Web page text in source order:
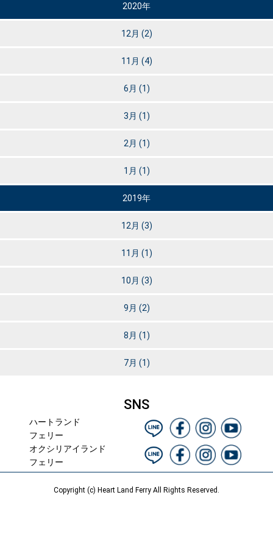
2020年
12月 (2)
11月 (4)
6月 (1)
3月 (1)
2月 (1)
1月 (1)
2019年
12月 (3)
11月 (1)
10月 (3)
9月 (2)
8月 (1)
7月 (1)
SNS
ハートランド
フェリー
オクシリアイランド
フェリー
Copyright (c) Heart Land Ferry All Rights Reserved.